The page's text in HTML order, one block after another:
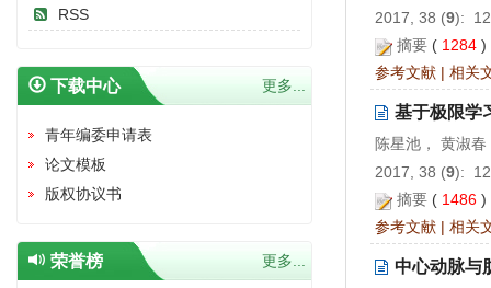
2017, 38 (9):
摘要 ( 1284
参考文献 | 相关
基于极限学
陈星池， 黄淑
2017, 38 (9):
摘要 ( 1486
参考文献 | 相关
中心动脉与
RSS
下载中心 更多...
青年编委申请表
论文模板
版权协议书
荣誉榜 更多...